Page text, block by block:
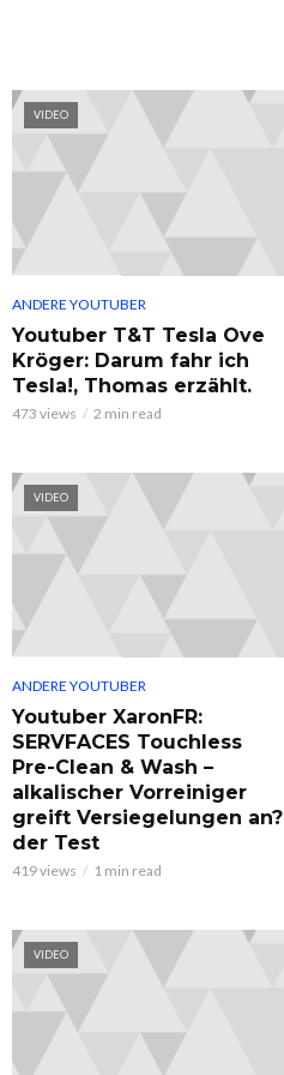
VIDEO
ANDERE YOUTUBER
Youtuber T&T Tesla Ove
Kröger: Darum fahr ich
Tesla!, Thomas erzählt.
473 views 2 min read
VIDEO
ANDERE YOUTUBER
Youtuber XaronFR:
SERVFACES Touchless
Pre-Clean & Wash –
alkalischer Vorreiniger
greift Versiegelungen an?
der Test
419 views 1 min read
VIDEO